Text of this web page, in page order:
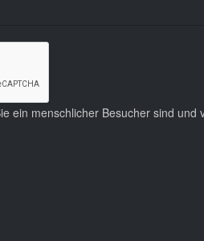
ein menschlicher Besucher sind